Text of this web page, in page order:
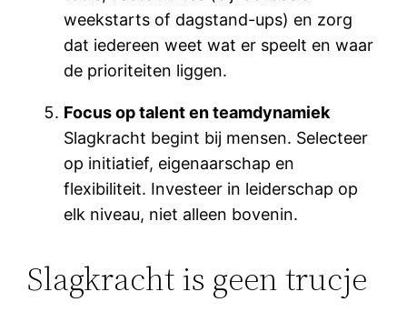
weekstarts of dagstand-ups) en zorg
dat iedereen weet wat er speelt en waar
de prioriteiten liggen.
Focus op talent en teamdynamiek
Slagkracht begint bij mensen. Selecteer
op initiatief, eigenaarschap en
flexibiliteit. Investeer in leiderschap op
elk niveau, niet alleen bovenin.
Slagkracht is geen trucje